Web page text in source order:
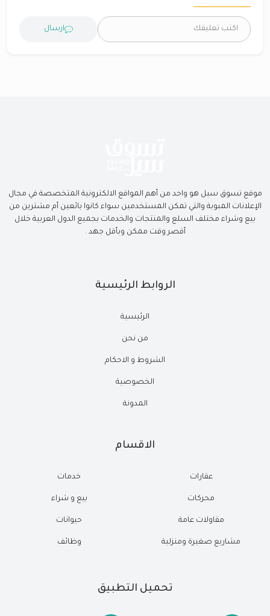
ارسال
موقع تسوق سيل هو واحد من أهم المواقع الالكترونية المتخصصة في مجال
الإعلانات المبوبة والتي تمكن المستخدمين سواء كانوا بائعين أم مشترين من
بيع وشراء مختلف السلع والمنتجات والخدمات بجميع الدول العربية خلال
أقصر وقت ممكن وبأقل جهد .
الروابط الرئيسية
الرئيسية
من نحن
الشروط و الاحكام
الخصوصية
المدونة
الاقسام
عقارات
محركات
مقاولات عامة
مشاريع صغيرة ومنزلية
خدمات
بيع و شراء
حيوانات
وظائف
تحميل التطبيق